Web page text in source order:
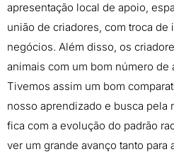
apresentação local de apoio,
união de criadores, com troca de
negócios. Além disso, os
animais com um bom número de
Tivemos assim um bom
nosso aprendizado e busca pela
fica com a evolução do padrão
ver um grande avanço tanto para